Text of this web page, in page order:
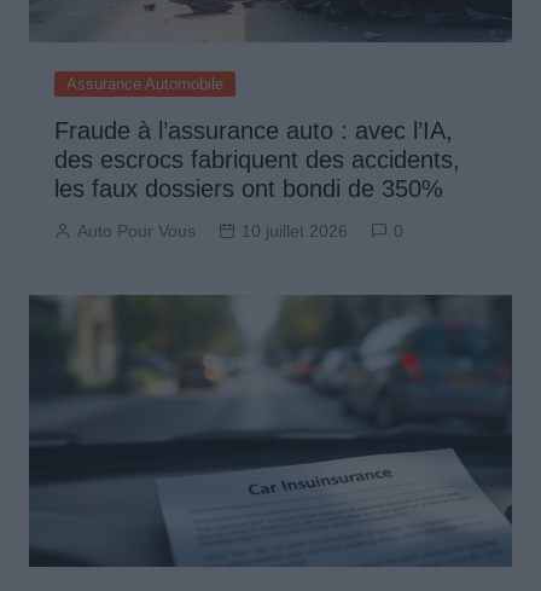
Assurance Automobile
Fraude à l’assurance auto : avec l’IA,
des escrocs fabriquent des accidents,
les faux dossiers ont bondi de 350%
Auto Pour Vous 10 juillet 2026 0